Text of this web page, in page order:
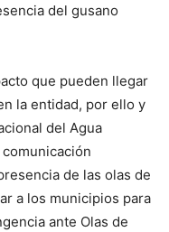
del gusano
que pueden llegar
la entidad, por ello y
del Agua
comunicación
de las olas de
a los municipios para
ante Olas de